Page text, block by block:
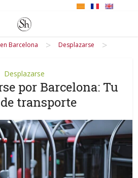
Barcelona > Desplazarse >
Desplazarse
por Barcelona: Tu
transporte